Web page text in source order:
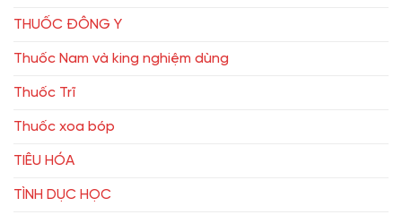
THUỐC ĐÔNG Y
Thuốc Nam và king nghiệm dùng
Thuốc Trĩ
Thuốc xoa bóp
TIÊU HÓA
TÌNH DỤC HỌC